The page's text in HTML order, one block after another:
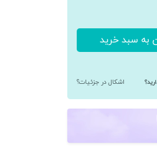
به سبد خرید
اشکال در جزئیات؟